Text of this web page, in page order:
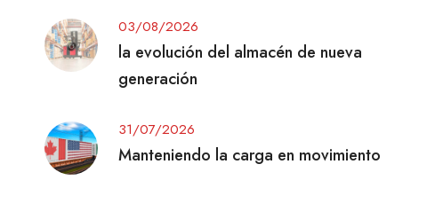
03/08/2026
la evolución del almacén de nueva
generación
31/07/2026
Manteniendo la carga en movimiento